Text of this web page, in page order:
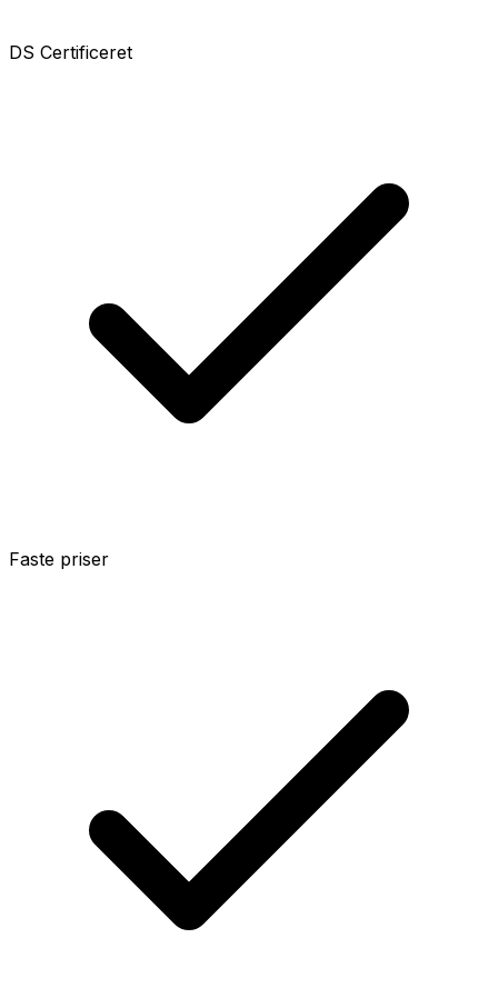
DS Certificeret
Faste priser